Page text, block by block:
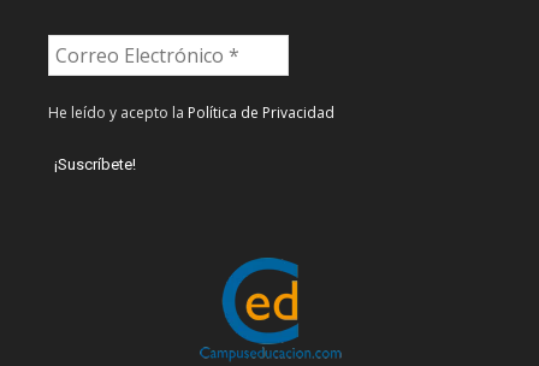
He leído y acepto la Política de Privacidad